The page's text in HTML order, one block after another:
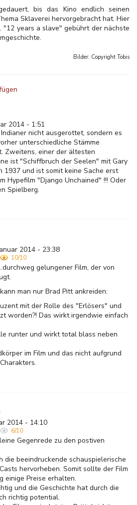
bis das Kino endlich seinen
Sklaverei hervorgebracht hat. Hier
"12 years a slave" gebührt der nächste
Bilder: Copyright Tobis
2014 - 1:51
nicht ausgerottet, sondern es
unterschiedliche Stämme
Zweitens, einer der ältesten
ist "Schiffbruch der Seelen" mit Gary
1937 und ist somit keine Sache erst
Hypefilm "Django Unchained" !!! Oder
Spielberg.
2014 - 23:38
10/10
gelungener Film, der von
man nur Brad Pitt ankreiden:
mit der Rolle des "Erlösers" und
worden?! Das wirkt irgendwie einfach
runter und wirkt total blass neben
im Film und das nicht aufgrund
2014 - 14:10
6/10
Gegenrede zu den postiven
die beeindruckende schauspielerische
hervorheben. Somit sollte der Film
einige Preise erhalten.
und die Geschichte hat durch die
richtig potential.